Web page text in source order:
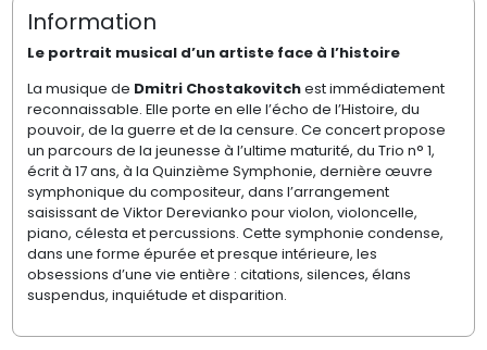
Information
Le portrait musical d’un artiste face à l’histoire
La musique de Dmitri Chostakovitchest immédiatement
reconnaissable. Elle porte en elle l’écho de l’Histoire, du
pouvoir, de la guerre et de la censure. Ce concert propose
un parcours de la jeunesse à l’ultime maturité, du Trio n° 1,
écrit à 17 ans, à la Quinzième Symphonie, dernière œuvre
symphonique du compositeur, dans l’arrangement
saisissant de Viktor Derevianko pour violon, violoncelle,
piano, célesta et percussions. Cette symphonie condense,
dans une forme épurée et presque intérieure, les
obsessions d’une vie entière : citations, silences, élans
suspendus, inquiétude et disparition.